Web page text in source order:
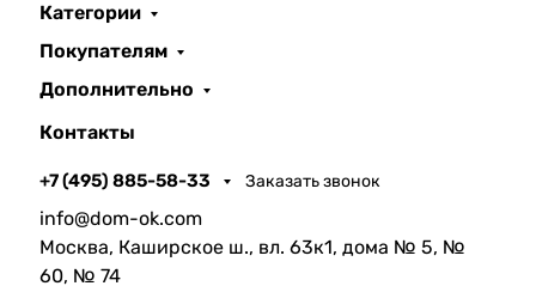
Категории
Покупателям
Дополнительно
Контакты
+7 (495) 885-58-33 Заказать звонок
info@dom-ok.com
Москва, Каширское ш., вл. 63к1, дома № 5, №
60, № 74